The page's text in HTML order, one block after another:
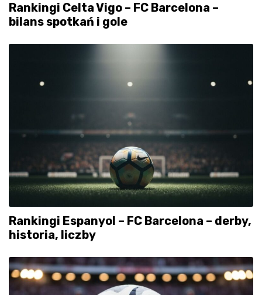
Rankingi Celta Vigo – FC Barcelona –
bilans spotkań i gole
Rankingi Espanyol – FC Barcelona – derby,
historia, liczby